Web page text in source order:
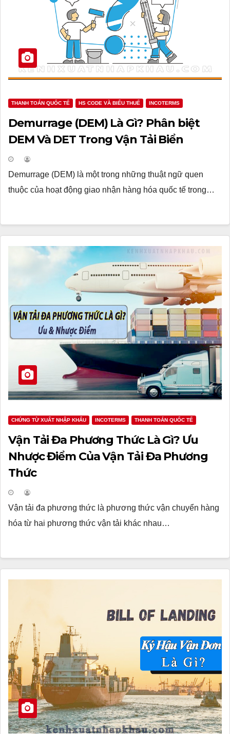
THANH TOÁN QUỐC TẾ HS CODE VÀ BIỂU THUẾ INCOTERMS
Demurrage (DEM) Là Gì? Phân biệt
DEM Và DET Trong Vận Tải Biển
Demurrage (DEM) là một trong những thuật ngữ quen
thuộc của hoạt động giao nhận hàng hóa quốc tế trong…
CHỨNG TỪ XUẤT NHẬP KHẨU INCOTERMS THANH TOÁN QUỐC TẾ
Vận Tải Đa Phương Thức Là Gì? Ưu
Nhược Điểm Của Vận Tải Đa Phương
Thức
Vận tải đa phương thức là phương thức vận chuyển hàng
hóa từ hai phương thức vận tải khác nhau…